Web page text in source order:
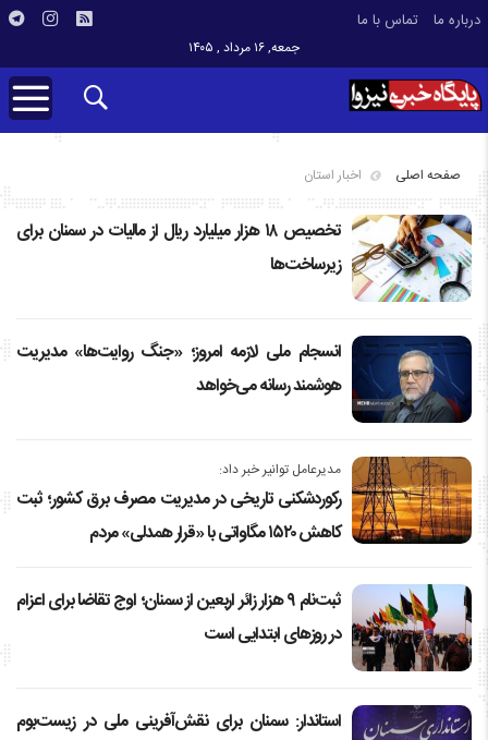
درباره ما تماس با ما
جمعه, ۱۶ مرداد , ۱۴۰۵
صفحه اصلی اخبار استان
تخصیص ۱۸ هزار میلیارد ریال از مالیات در سمنان برای
زیرساخت‌ها
انسجام ملی لازمه امروز؛ «جنگ روایت‌ها» مدیریت
هوشمند رسانه می‌خواهد
مدیرعامل توانیر خبر داد:
رکوردشکنی تاریخی در مدیریت مصرف برق کشور؛ ثبت
کاهش ۱۵۲۰ مگاواتی با «قرار همدلی» مردم
ثبت‌نام ۹ هزار زائر اربعین از سمنان؛ اوج تقاضا برای اعزام
در روزهای ابتدایی است
استاندار: سمنان برای نقش‌آفرینی ملی در زیست‌بوم